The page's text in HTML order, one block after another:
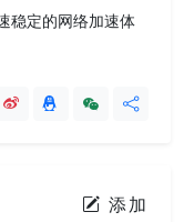
稳定的网络加速体
添加